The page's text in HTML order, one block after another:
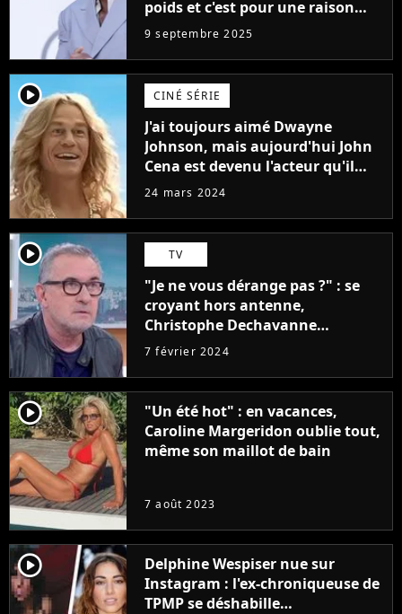
poids et c'est pour une raison
importante
9 septembre 2025
player2 CINÉ SÉRIE
J'ai toujours aimé Dwayne
Johnson, mais aujourd'hui John
Cena est devenu l'acteur qu'il
rêvait d'être (et Ricky Stanicky le
24 mars 2024
player2 TV
"Je ne vous dérange pas ?" : se
croyant hors antenne,
Christophe Dechavanne
embarrasse Emilie Tran Nguyen
7 février 2024
player2
"Un été hot" : en vacances,
Caroline Margeridon oublie tout,
même son maillot de bain
7 août 2023
player2
Delphine Wespiser nue sur
Instagram : l'ex-chroniqueuse de
TPMP se déshabille